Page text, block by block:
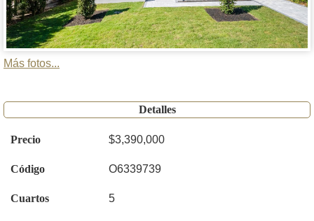
Más fotos...
Detalles
Precio $3,390,000
Código O6339739
Cuartos 5